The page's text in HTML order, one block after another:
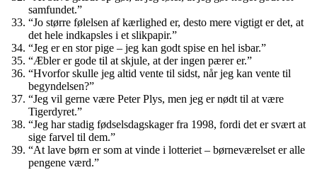
samfundet.”
“Jo større følelsen af kærlighed er, desto mere vigtigt er det, at
det hele indkapsles i et slikpapir.”
“Jeg er en stor pige – jeg kan godt spise en hel isbar.”
“Æbler er gode til at skjule, at der ingen pærer er.”
“Hvorfor skulle jeg altid vente til sidst, når jeg kan vente til
begyndelsen?”
“Jeg vil gerne være Peter Plys, men jeg er nødt til at være
Tigerdyret.”
“Jeg har stadig fødselsdagskager fra 1998, fordi det er svært at
sige farvel til dem.”
“At lave børn er som at vinde i lotteriet – børneværelset er alle
pengene værd.”